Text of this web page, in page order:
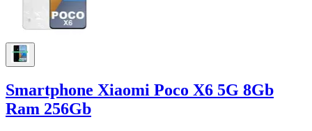
Smartphone Xiaomi Poco X6 5G 8Gb
Ram 256Gb